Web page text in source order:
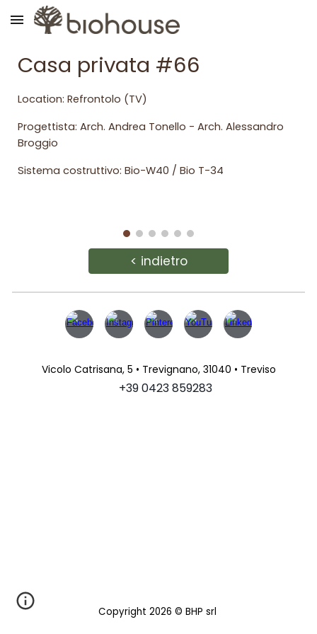
Skip to main content
Casa privata #66
Location:Refrontolo (TV)
Progettista: Arch. Andrea Tonello - Arch. Alessandro
Broggio
Sistema costruttivo: Bio-W40 /Bio T-34
< indietro
Vicolo Catrisana, 5 • Trevignano, 31040 • Treviso
+39 0423 859283
Copyright 2026 © BHP srl